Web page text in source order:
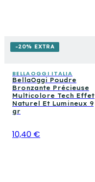
-20% EXTRA
BELLAOGGI ITALIA
BellaOggi Poudre
Bronzante Précieuse
Multicolore Tech Effet
Naturel Et Lumineux 9
gr
10,40 €